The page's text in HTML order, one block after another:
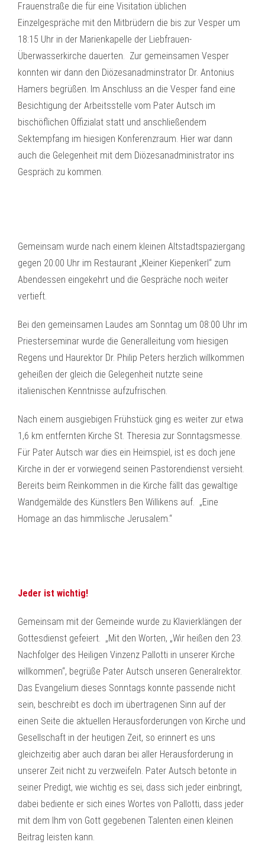
Frauenstraße die für eine Visitation üblichen
Einzelgespräche mit den Mitbrüdern die bis zur Vesper um
18:15 Uhr in der Marienkapelle der Liebfrauen-
Überwasserkirche dauerten. Zur gemeinsamen Vesper
konnten wir dann den Diözesanadminstrator Dr. Antonius
Hamers begrüßen. Im Anschluss an die Vesper fand eine
Besichtigung der Arbeitsstelle vom Pater Autsch im
bischöflichen Offizialat statt und anschließendem
Sektempfang im hiesigen Konferenzraum. Hier war dann
auch die Gelegenheit mit dem Diözesanadministrator ins
Gespräch zu kommen.
Gemeinsam wurde nach einem kleinen Altstadtspaziergang
gegen 20:00 Uhr im Restaurant „Kleiner Kiepenkerl“ zum
Abendessen eingekehrt und die Gespräche noch weiter
vertieft.
Bei den gemeinsamen Laudes am Sonntag um 08:00 Uhr im
Priesterseminar wurde die Generalleitung vom hiesigen
Regens und Haurektor Dr. Philip Peters herzlich willkommen
geheißen der gleich die Gelegenheit nutzte seine
italienischen Kenntnisse aufzufrischen.
Nach einem ausgiebigen Frühstück ging es weiter zur etwa
1,6 km entfernten Kirche St. Theresia zur Sonntagsmesse.
Für Pater Autsch war dies ein Heimspiel, ist es doch jene
Kirche in der er vorwiegend seinen Pastorendienst versieht.
Bereits beim Reinkommen in die Kirche fällt das gewaltige
Wandgemälde des Künstlers Ben Willikens auf. „Eine
Homage an das himmlische Jerusalem.“
Jeder ist wichtig!
Gemeinsam mit der Gemeinde wurde zu Klavierklängen der
Gottesdienst gefeiert. „Mit den Worten, „Wir heißen den 23.
Nachfolger des Heiligen Vinzenz Pallotti in unserer Kirche
willkommen“, begrüße Pater Autsch unseren Generalrektor.
Das Evangelium dieses Sonntags konnte passende nicht
sein, beschreibt es doch im übertragenen Sinn auf der
einen Seite die aktuellen Herausforderungen von Kirche und
Gesellschaft in der heutigen Zeit, so erinnert es uns
gleichzeitig aber auch daran bei aller Herausforderung in
unserer Zeit nicht zu verzweifeln. Pater Autsch betonte in
seiner Predigt, wie wichtig es sei, dass sich jeder einbringt,
dabei bediente er sich eines Wortes von Pallotti, dass jeder
mit dem Ihm von Gott gegebenen Talenten einen kleinen
Beitrag leisten kann.